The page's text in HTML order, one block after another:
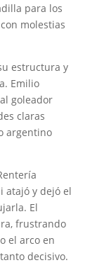
para los
molestias
estructura y
Emilio
goleador
claras
argentino
atajó y dejó el
El
frustrando
el arco en
decisivo.